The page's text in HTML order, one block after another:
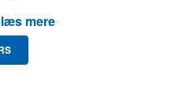
læs mere